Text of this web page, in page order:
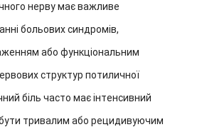
нерву має важливе
больових синдромів,
або функціональним
структур потиличної
біль часто має інтенсивний
тривалим або рецидивуючим